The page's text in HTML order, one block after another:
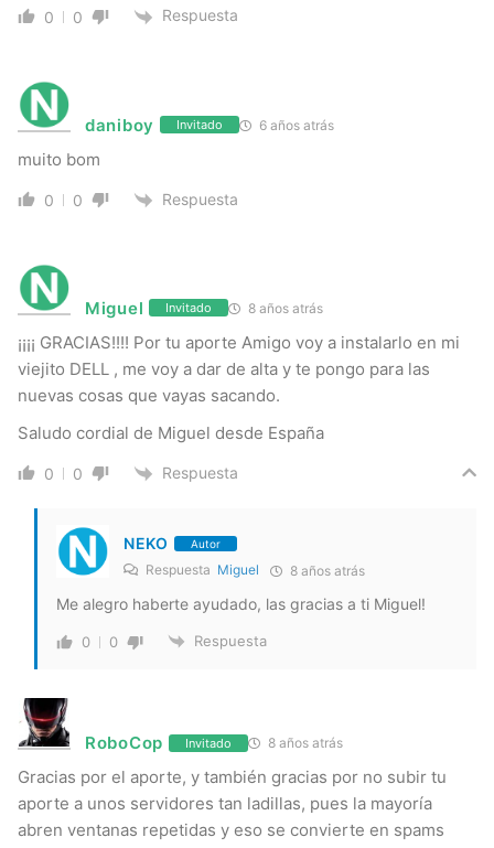
0 0 Respuesta
daniboy Invitado 6 años atrás
muito bom
0 0 Respuesta
Miguel Invitado 8 años atrás
¡¡¡¡ GRACIAS!!!! Por tu aporte Amigo voy a instalarlo en mi
viejito DELL , me voy a dar de alta y te pongo para las
nuevas cosas que vayas sacando.
Saludo cordial de Miguel desde España
0 0 Respuesta
NEKO Autor
Respuesta Miguel 8 años atrás
Me alegro haberte ayudado, las gracias a ti Miguel!
0 0 Respuesta
RoboCop Invitado 8 años atrás
Gracias por el aporte, y también gracias por no subir tu
aporte a unos servidores tan ladillas, pues la mayoría
abren ventanas repetidas y eso se convierte en spams